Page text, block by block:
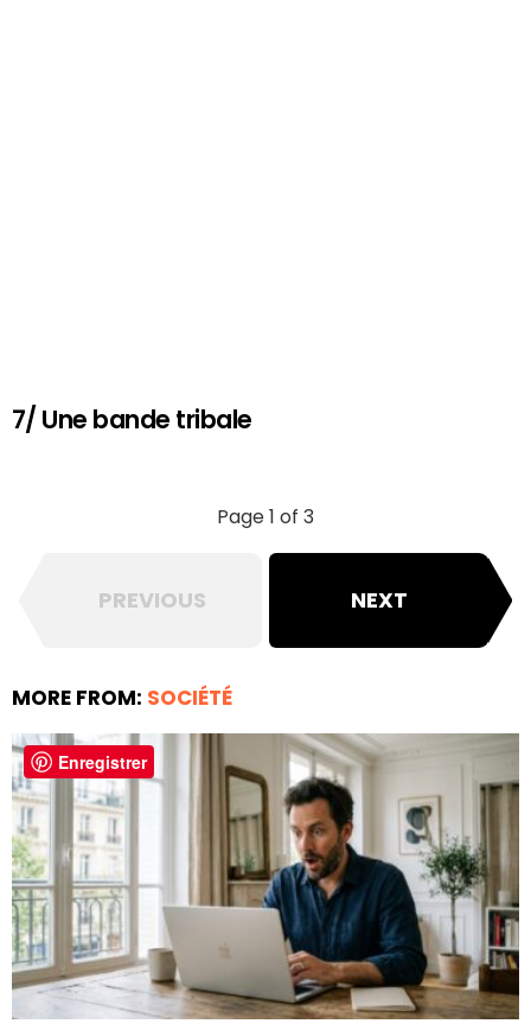
7/ Une bande tribale
Page 1 of 3
PREVIOUS NEXT
MORE FROM: SOCIÉTÉ
Enregistrer